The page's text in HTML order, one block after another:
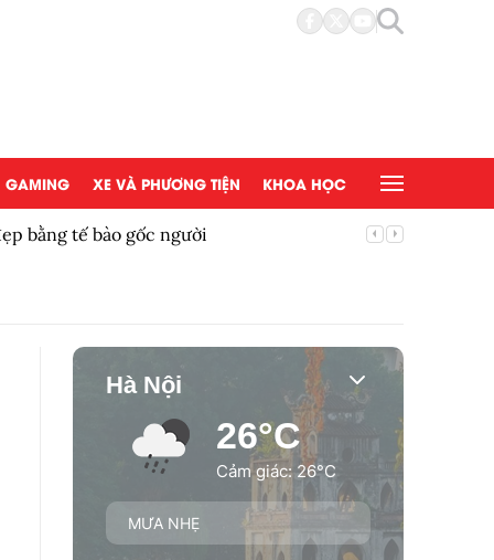
GAMING XE VÀ PHƯƠNG TIỆN KHOA HỌC
bằng tế bào gốc người
Hà Nội
26°C
Cảm giác: 26°C
MƯA NHẸ